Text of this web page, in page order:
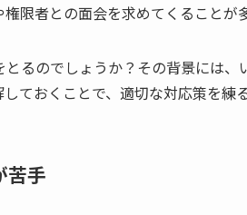
限者との面会を求めてくることが
るのでしょうか？その背景には
ておくことで、適切な対応策を練
苦手